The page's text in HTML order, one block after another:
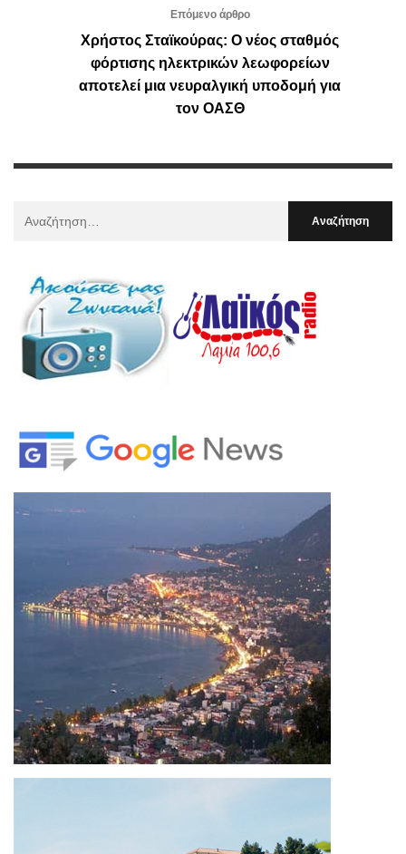
Επόμενο άρθρο
Χρήστος Σταϊκούρας: Ο νέος σταθμός
φόρτισης ηλεκτρικών λεωφορείων
αποτελεί μια νευραλγική υποδομή για
τον ΟΑΣΘ